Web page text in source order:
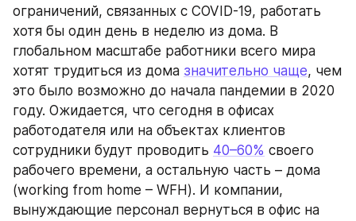
ограничений, связанных с COVID-19, работать
хотя бы один день в неделю из дома. В
глобальном масштабе работники всего мира
хотят трудиться из дома значительно чаще, чем
это было возможно до начала пандемии в 2020
году. Ожидается, что сегодня в офисах
работодателя или на объектах клиентов
сотрудники будут проводить 40–60% своего
рабочего времени, а остальную часть – дома
(working from home – WFH). И компании,
вынуждающие персонал вернуться в офис на